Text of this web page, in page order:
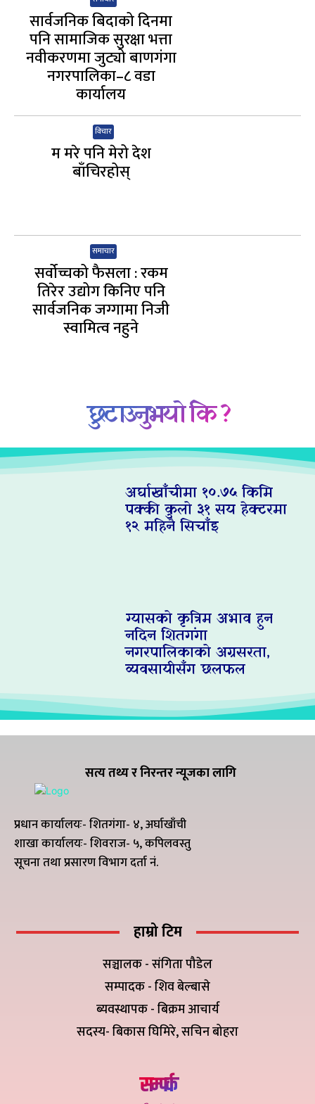
सार्वजनिक बिदाको दिनमा
पनि सामाजिक सुरक्षा भत्ता
नवीकरणमा जुट्यो बाणगंगा
नगरपालिका–८ वडा
कार्यालय
विचार
म मरे पनि मेरो देश
बाँचिरहोस्
समाचार
सर्वोच्चको फैसला : रकम
तिरेर उद्योग किनिए पनि
सार्वजनिक जग्गामा निजी
स्वामित्व नहुने
छुटाउनुभयो कि ?
अर्घाखाँचीमा १०.७५ किमि
पक्की कुलो ३१ सय हेक्टरमा
१२ महिनै सिचाँइ
ग्यासको कृत्रिम अभाव हुन
नदिन शितगंगा
नगरपालिकाको अग्रसरता,
व्यवसायीसँग छलफल
सत्य तथ्य र निरन्तर न्यूजका लागि
प्रधान कार्यालयः- शितगंगा- ४, अर्घाखाँची
शाखा कार्यालयः- शिवराज- ५, कपिलवस्तु
सूचना तथा प्रसारण विभाग दर्ता नं.
हाम्रो टिम
सञ्चालक - संगिता पौडेल
सम्पादक - शिव बेल्बासे
ब्यवस्थापक - बिक्रम आचार्य
सदस्य- बिकास घिमिरे, सचिन बोहरा
सम्पर्क